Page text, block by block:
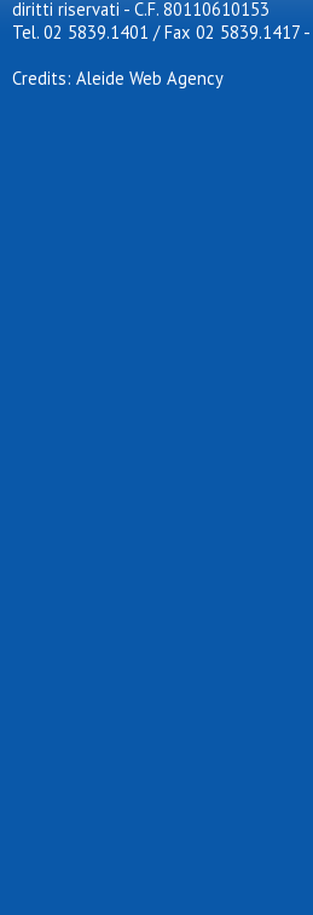
diritti riservati - C.F. 80110610153
Tel. 02 5839.1401 / Fax 02 5839.1417 -
Credits: Aleide Web Agency